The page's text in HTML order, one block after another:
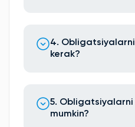
4.
kerak?
5.
mumkin?